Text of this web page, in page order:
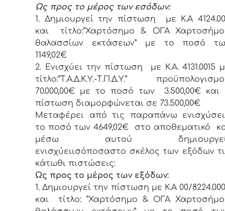
Ως προς το μέρος των εσόδων:
1. Δημιουργεί την πίστωση με Κ.Α
και τίτλο:”Χαρτόσημο & ΟΓΑ
θαλασσίων εκτάσεων” με το ποσό
1149,02€
2. Ενισχύει την πίστωση με Κ.Α. 4131.0015
τίτλο:”Τ.Α.Δ.Κ.Υ.-Τ.Π.Δ.Υ.”
70.000,00€ με το ποσό των 3.500,00€ και
πίστωση διαμορφώνεται σε 73.500,00€
Μεταφέρει από τις παραπάνω
το ποσό των 4649,02€ στο αποθεματικό
μέσω αυτού
ενισχύειισόποσαστο σκέλος των εξόδων
κάτωθι πιστώσεις:
Ως προς το μέρος των εξόδων:
1. Δημιουργεί την πίστωση με Κ.Α 00/
και τίτλο: ”Χαρτόσημο & ΟΓΑ